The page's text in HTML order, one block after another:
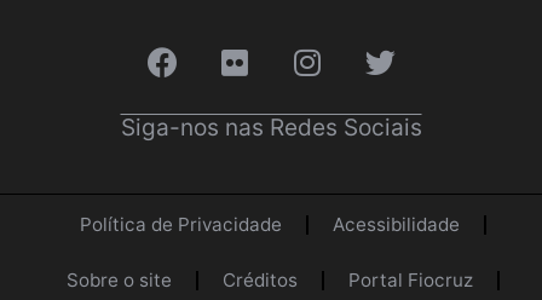
Siga-nos nas Redes Sociais
Política de Privacidade Acessibilidade
Sobre o site Créditos Portal Fiocruz